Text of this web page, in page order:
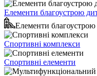
Елементи благоустрою
Елементи
Спортивні комплекси
Спортивні елементи